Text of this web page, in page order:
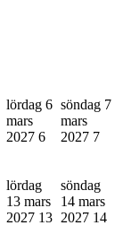
lördag 6
mars
2027 6
söndag 7
mars
2027 7
lördag
13 mars
2027 13
söndag
14 mars
2027 14